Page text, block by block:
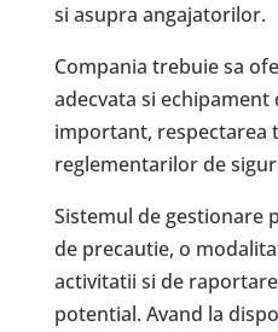
si asupra angajatorilor.
Compania trebuie sa
adecvata si echipament
important, respectarea
reglementarilor de
Sistemul de gestionare
de precautie, o
activitatii si de
potential. Avand la